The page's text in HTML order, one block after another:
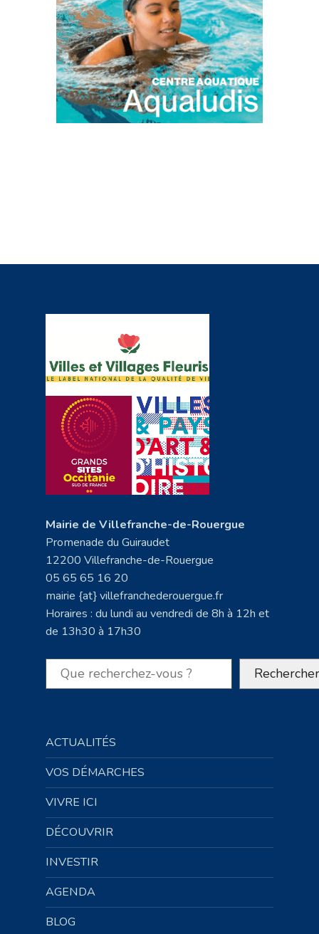
Mairie de Villefranche-de-Rouergue
Promenade du Guiraudet
12200 Villefranche-de-Rouergue
05 65 65 16 20
mairie {at} villefranchederouergue.fr
Horaires : du lundi au vendredi de 8h à 12h et
de 13h30 à 17h30
Rechercher Rechercher
ACTUALITÉS
VOS DÉMARCHES
VIVRE ICI
DÉCOUVRIR
INVESTIR
AGENDA
BLOG